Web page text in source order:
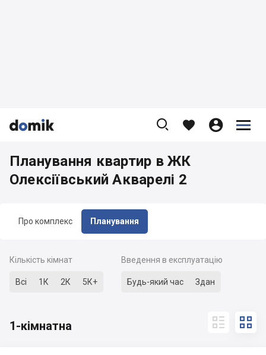


    


Про комплекс Планування
Планування квартир в ЖК
Олексіївський Акварелі 2
Кількість кімнат
Всі 1К 2К 5К+
Введення в експлуатацію
Будь-який час Здан
1-кімнатна  